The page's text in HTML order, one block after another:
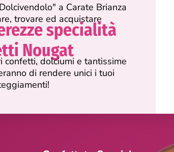
a Carate Brianza
trovare ed acquistare
specialità
Nougat
confetti, dolciumi e tantissime
di rendere unici i tuoi